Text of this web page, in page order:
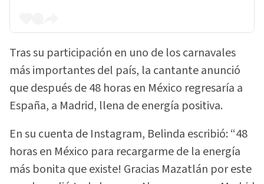
Tras su participación en uno de los carnavales
más importantes del país, la cantante anunció
que después de 48 horas en México regresaría a
España, a Madrid, llena de energía positiva.
En su cuenta de Instagram, Belinda escribió: “48
horas en México para recargarme de la energía
más bonita que existe! Gracias Mazatlán por este